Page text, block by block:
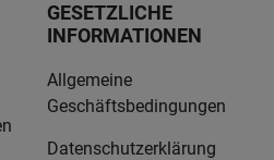
GESETZLICHE
INFORMATIONEN
Allgemeine
Geschäftsbedingungen
Datenschutzerklärung